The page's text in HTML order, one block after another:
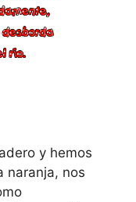
y hemos
naranja, nos